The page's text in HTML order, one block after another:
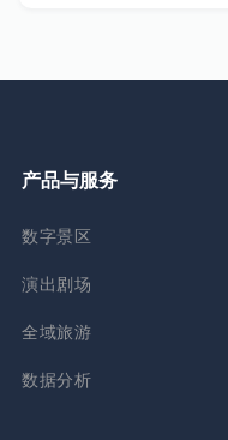
产品与服务
数字景区
演出剧场
全域旅游
数据分析